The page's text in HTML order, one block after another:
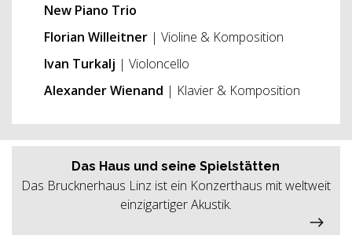
New Piano Trio
Florian Willeitner | Violine & Komposition
Ivan Turkalj | Violoncello
Alexander Wienand | Klavier & Komposition
Das Haus und seine Spielstätten
Das Brucknerhaus Linz ist ein Konzerthaus mit weltweit
einzigartiger Akustik.